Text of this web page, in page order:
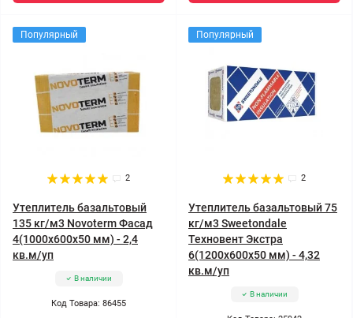
Популярный
2
Утеплитель базальтовый
135 кг/м3 Novoterm Фасад
4(1000x600x50 мм) - 2,4
кв.м/уп
В наличии
Код Товара: 86455
Популярный
2
Утеплитель базальтовый 75
кг/м3 Sweetondale
Техновент Экстра
6(1200x600x50 мм) - 4,32
кв.м/уп
В наличии